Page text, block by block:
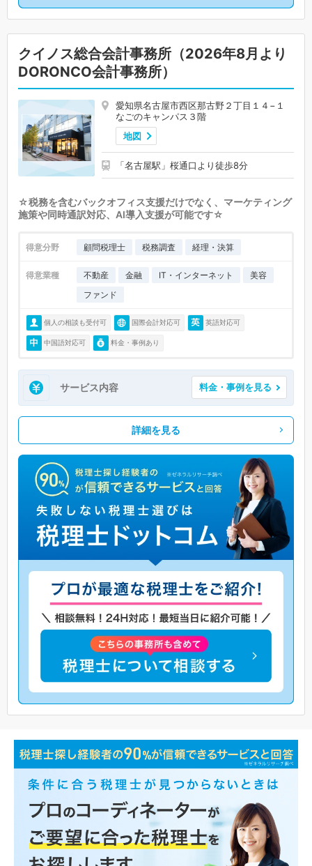
クイノス総合会計事務所（2026年8月より
DORONCO会計事務所）
愛知県名古屋市西区那古野２丁目１４−１
なごのキャンパス３階
地図
「名古屋駅」桜通口より徒歩8分
☆税務を含むバックオフィス支援だけでなく、マーケティング
施策や同時通訳対応、AI導入支援が可能です☆
得意分野 顧問税理士 税務調査 経理・決算
得意業種 不動産 金融 IT・インターネット
美容
ファンド
個人の相談も受付可 国際会計対応可 英語対応可
中国語対応可 料金・事例あり
サービス内容 料金・事例を見る
詳細を見る